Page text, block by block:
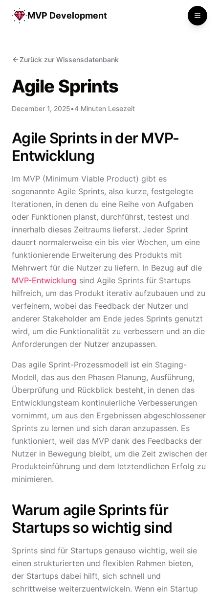
MVP Development
Zurück zur Wissensdatenbank
Agile Sprints
December 1, 2025•4 Minuten Lesezeit
Agile Sprints in der MVP-
Entwicklung
Im MVP (Minimum Viable Product) gibt es
sogenannte Agile Sprints, also kurze, festgelegte
Iterationen, in denen du eine Reihe von Aufgaben
oder Funktionen planst, durchführst, testest und
innerhalb dieses Zeitraums lieferst. Jeder Sprint
dauert normalerweise ein bis vier Wochen, um eine
funktionierende Erweiterung des Produkts mit
Mehrwert für die Nutzer zu liefern. In Bezug auf die
MVP-Entwicklung sind Agile Sprints für Startups
hilfreich, um das Produkt iterativ aufzubauen und zu
verfeinern, wobei das Feedback der Nutzer und
anderer Stakeholder am Ende jedes Sprints genutzt
wird, um die Funktionalität zu verbessern und an die
Anforderungen der Nutzer anzupassen.
Das agile Sprint-Prozessmodell ist ein Staging-
Modell, das aus den Phasen Planung, Ausführung,
Überprüfung und Rückblick besteht, in denen das
Entwicklungsteam kontinuierliche Verbesserungen
vornimmt, um aus den Ergebnissen abgeschlossener
Sprints zu lernen und sich daran anzupassen. Es
funktioniert, weil das MVP dank des Feedbacks der
Nutzer in Bewegung bleibt, um die Zeit zwischen der
Produkteinführung und dem letztendlichen Erfolg zu
minimieren.
Warum agile Sprints für
Startups so wichtig sind
Sprints sind für Startups genauso wichtig, weil sie
einen strukturierten und flexiblen Rahmen bieten,
der Startups dabei hilft, sich schnell und
schrittweise weiterzuentwickeln. Wenn ein Startup